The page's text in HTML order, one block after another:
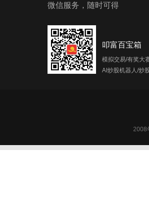
微信服务，随时可得
叩富百宝箱
模拟交易/有奖大
AI炒股机器人/炒
2008